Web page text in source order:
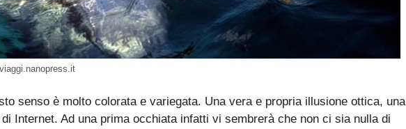
senso è molto colorata e variegata. Una vera e propria illusione ottica, una
Internet. Ad una prima occhiata infatti vi sembrerà che non ci sia nulla di